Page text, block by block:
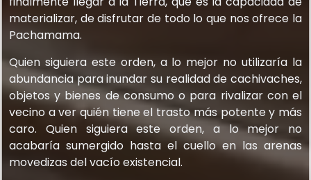
materializar, de disfrutar de todo lo que nos ofrece la
Pachamama.
Quien siguiera este orden, a lo mejor no utilizaría la
abundancia para inundar su realidad de cachivaches,
objetos y bienes de consumo o para rivalizar con el
vecino a ver quién tiene el trasto más potente y más
caro. Quien siguiera este orden, a lo mejor no
acabaría sumergido hasta el cuello en las arenas
movedizas del vacío existencial.